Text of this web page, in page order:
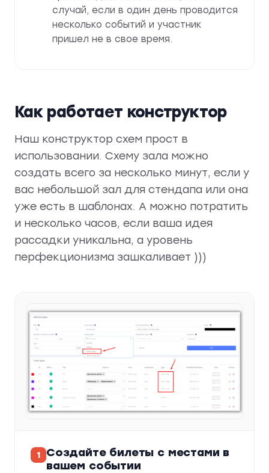
случай, если в один день проводится
несколько событий и участник
пришел не в свое время.
Как работает конструктор
Наш конструктор схем прост в
использовании. Схему зала можно
создать всего за несколько минут, если у
вас небольшой зал для стендапа или она
уже есть в шаблонах. А можно потратить
и несколько часов, если ваша идея
рассадки уникальна, а уровень
перфекционизма зашкаливает )))
Создайте билеты с местами в
вашем событии